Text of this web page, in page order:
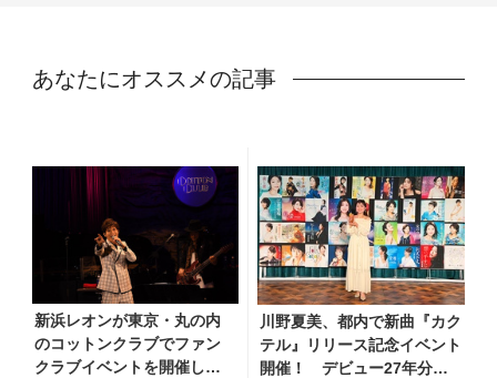
あなたにオススメの記事
新浜レオンが東京・丸の内
のコットンクラブでファン
クラブイベントを開催し新
川野夏美、都内で新曲『カク
テル』リリース記念イベント
開催！ デビュー27年分の